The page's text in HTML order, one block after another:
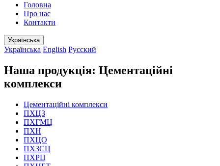
Головна
Про нас
Контакти
Українська
Українська English Русский
Наша продукція: Цементаційні
комплекси
Цементаційні комплекси
ПХЦЗ
ПХГМЦ
ПХН
ПХЦО
ПХЗСЦ
ПХРЦ